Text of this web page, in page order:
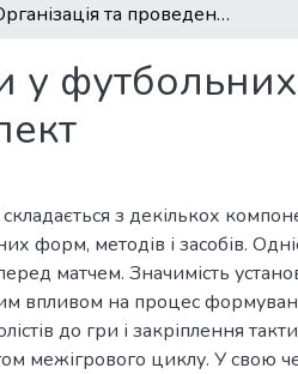
Організація та проведення настанови у футбольних командах різної кваліфікації: психологічний аспект
у
з декількох
форм, методів і засобів.
матчем. Значимість
впливом на процес
до гри і закріплення
межігрового циклу. У свою